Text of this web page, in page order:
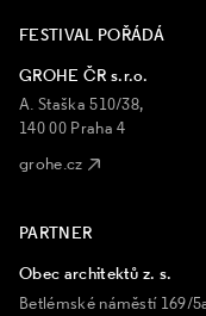
FESTIVAL POŘÁDÁ
GROHE ČR s.r.o.
A. Staška 510/38,
140 00 Praha 4
grohe.cz
PARTNER
Obec architektů z. s.
Betlémské náměstí 169/